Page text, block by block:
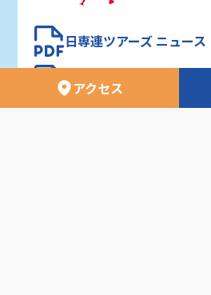
アクセス
日専連ツアーズ ニュース
利用者資金の保全方法に